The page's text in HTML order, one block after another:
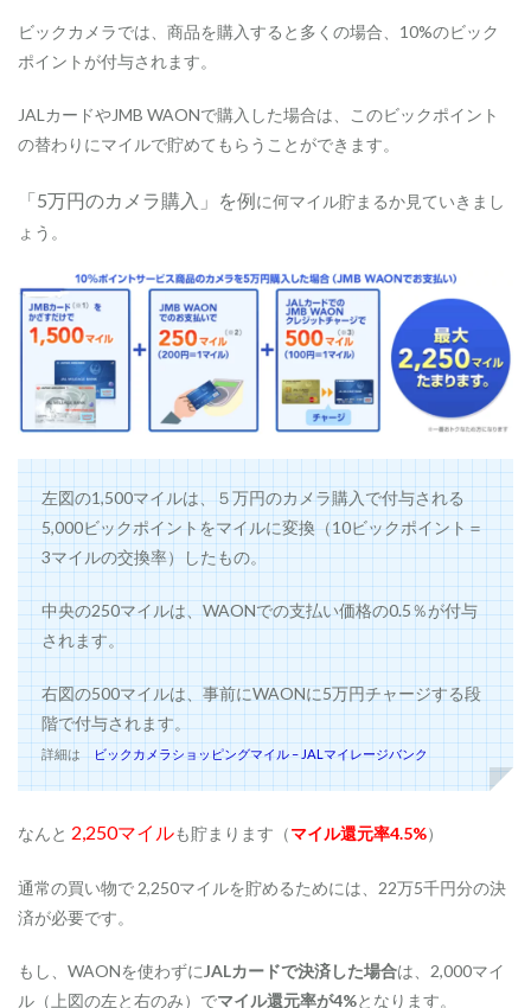
ラ
m
1.4
ッ
ら
J
A
イ
ル
へ
の
交
換
方
法
家
電
だ
け
で
は
な
い
1.6
a
で
も
貯
る
ビックカメラでは、商品を購入すると多くの場合、10%のビック
ポイントが付与されます。
JALカードやJMB WAONで購入した場合は、このビックポイント
の替わりにマイルで貯めてもらうことができます。
「5万円のカメラ購入」を例に何マイル貯まるか見ていきまし
ょう。
左図の1,500マイルは、５万円のカメラ購入で付与される
5,000ビックポイントをマイルに変換（10ビックポイント＝
3マイルの交換率）したもの。
中央の250マイルは、WAONでの支払い価格の0.5％が付与
されます。
右図の500マイルは、事前にWAONに5万円チャージする段
階で付与されます。
詳細はビックカメラショッピングマイル – JALマイレージバンク
なんと 2,250マイルも貯まります（マイル還元率4.5%）
通常の買い物で 2,250マイルを貯めるためには、22万5千円分の決
済が必要です。
もし、WAONを使わずにJALカードで決済した場合は、2,000マイ
ル（上図の左と右のみ）でマイル還元率が4%となります。